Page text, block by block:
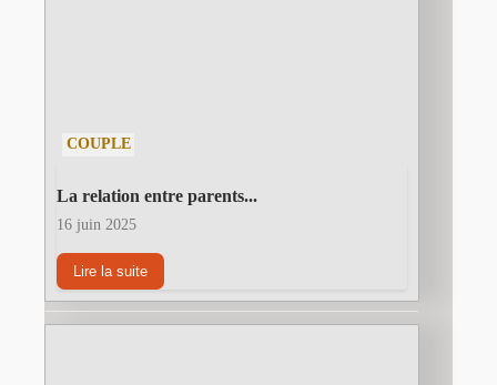
COUPLE
La relation entre parents...
16 juin 2025
Lire la suite